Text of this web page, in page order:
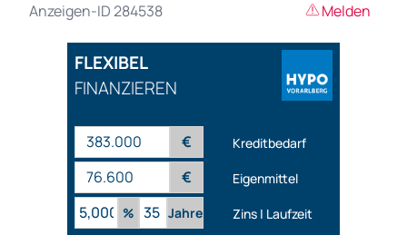
Anzeigen-ID 284538 Melden
FLEXIBEL
FINANZIEREN
€ Kreditbedarf
€
Eigenmittel
%
Jahre Zins | Laufzeit